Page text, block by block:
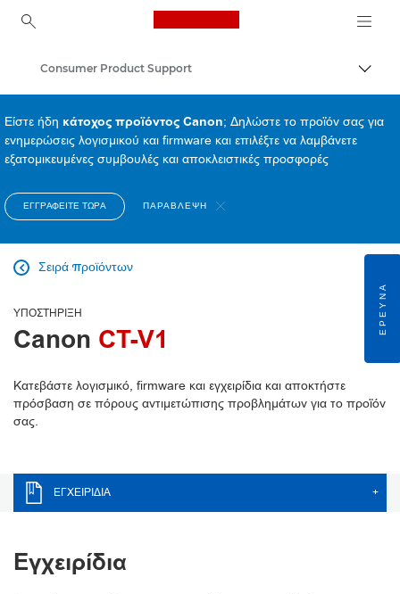
Canon Logo, back to
Consumer Product Support
Είστε ήδη κάτοχος προϊόντος Canon; Δηλώστε το προϊόν σας για
ενημερώσεις λογισμικού και firmware και επιλέξτε να λαμβάνετε
εξατομικευμένες συμβουλές και αποκλειστικές προσφορές
ΕΓΓΡΑΦΕΊΤΕ ΤΏΡΑ ΠΑΡΆΒΛΕΨΗ
Σειρά προϊόντων

ΥΠΟΣΤΉΡΙΞΗ
Canon CT-V1
Κατεβάστε λογισμικό, firmware και εγχειρίδια και αποκτήστε
πρόσβαση σε πόρους αντιμετώπισης προβλημάτων για το προϊόν
σας.
ΕΓΧΕΙΡΊΔΙΑ +
Εγχειρίδια
ΈΡΕΥΝΑ